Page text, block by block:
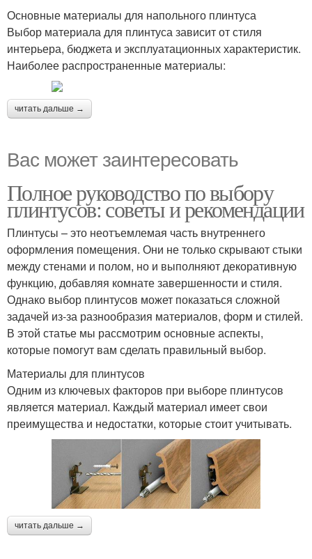
Основные материалы для напольного плинтуса
Выбор материала для плинтуса зависит от стиля
интерьера, бюджета и эксплуатационных характеристик.
Наиболее распространенные материалы:
читать дальше →
Вас может заинтересовать
Полное руководство по выбору
плинтусов: советы и рекомендации
Плинтусы – это неотъемлемая часть внутреннего
оформления помещения. Они не только скрывают стыки
между стенами и полом, но и выполняют декоративную
функцию, добавляя комнате завершенности и стиля.
Однако выбор плинтусов может показаться сложной
задачей из-за разнообразия материалов, форм и стилей.
В этой статье мы рассмотрим основные аспекты,
которые помогут вам сделать правильный выбор.
Материалы для плинтусов
Одним из ключевых факторов при выборе плинтусов
является материал. Каждый материал имеет свои
преимущества и недостатки, которые стоит учитывать.
читать дальше →